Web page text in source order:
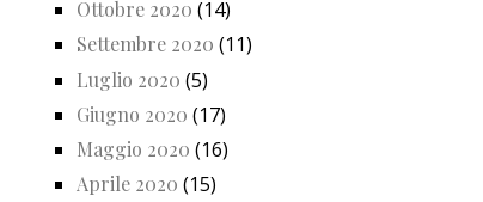
Ottobre 2020 (14)
Settembre 2020 (11)
Luglio 2020 (5)
Giugno 2020 (17)
Maggio 2020 (16)
Aprile 2020 (15)